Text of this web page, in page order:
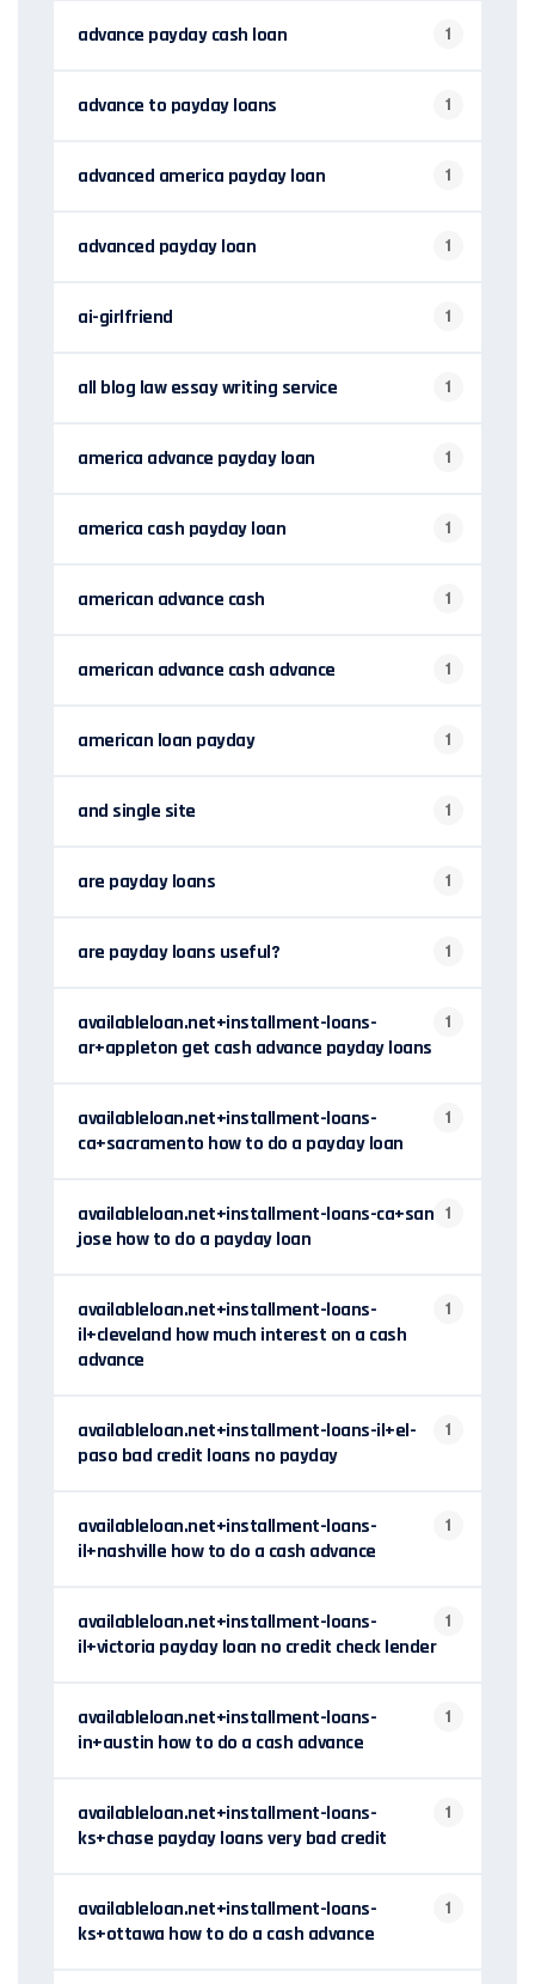
advance payday cash loan 1
advance to payday loans 1
advanced america payday loan 1
advanced payday loan 1
ai-girlfriend 1
all blog law essay writing service 1
america advance payday loan 1
america cash payday loan 1
american advance cash 1
american advance cash advance 1
american loan payday 1
and single site 1
are payday loans 1
are payday loans useful? 1
availableloan.net+installment-loans-
ar+appleton get cash advance payday loans
1
availableloan.net+installment-loans-
ca+sacramento how to do a payday loan
1
availableloan.net+installment-loans-ca+san-
jose how to do a payday loan
1
availableloan.net+installment-loans-
il+cleveland how much interest on a cash
advance
1
availableloan.net+installment-loans-il+el-
paso bad credit loans no payday
1
availableloan.net+installment-loans-
il+nashville how to do a cash advance
1
availableloan.net+installment-loans-
il+victoria payday loan no credit check lender
1
availableloan.net+installment-loans-
in+austin how to do a cash advance
1
availableloan.net+installment-loans-
ks+chase payday loans very bad credit
1
availableloan.net+installment-loans-
ks+ottawa how to do a cash advance
1